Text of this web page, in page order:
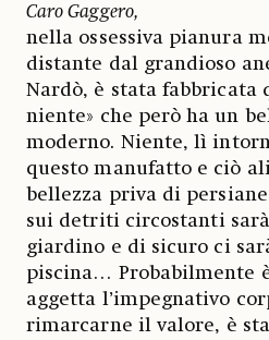
Caro Gaggero,
nella ossessiva pianura
distante dal grandioso
Nardò, è stata fabbricata
niente» che però ha un
moderno. Niente, lì
questo manufatto e ciò
bellezza priva di
sui detriti circostanti
giardino e di sicuro ci
piscina… Probabilmente
aggetta l’impegnativo
rimarcarne il valore, è